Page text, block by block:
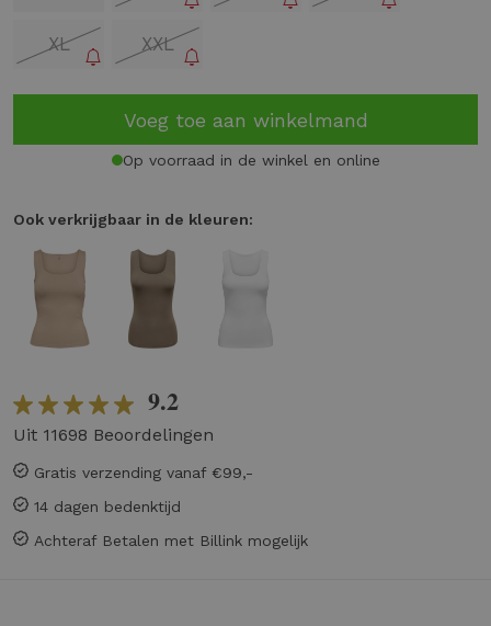
XL XXL
Voeg toe aan winkelmand
Op voorraad in de winkel en online
Ook verkrijgbaar in de kleuren:
9.2
Uit 11698 Beoordelingen
Gratis verzending vanaf €99,-
14 dagen bedenktijd
Achteraf Betalen met Billink mogelijk